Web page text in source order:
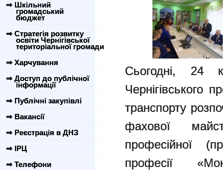
⇒ Шкільний
громадський
бюджет
⇒ Стратегія розвитку
освіти Чернігівської
територіальної громади
⇒ Харчування
⇒ Доступ до публічної
інформації
⇒ Публічні закупівлі
⇒ Вакансії
⇒ Реєстрація в ДНЗ
⇒ ІРЦ
⇒ Телефони
Сьогодні, 24
Чернігівського
транспорту
фахової
професійної
професії